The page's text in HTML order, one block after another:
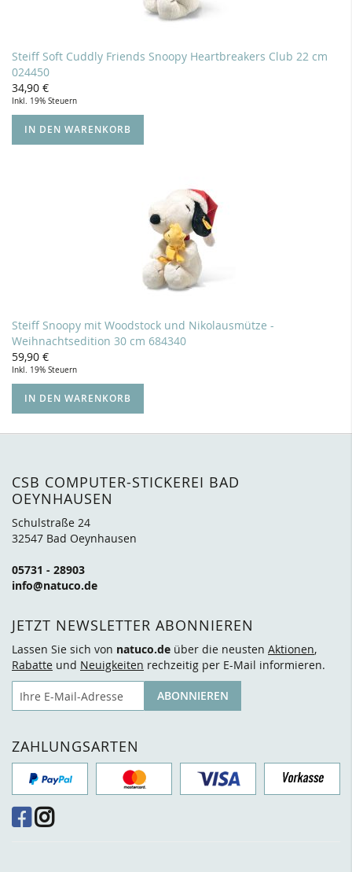
Steiff Soft Cuddly Friends Snoopy Heartbreakers Club 22 cm
024450
34,90 €
Inkl. 19% Steuern
IN DEN WARENKORB
Steiff Snoopy mit Woodstock und Nikolausmütze -
Weihnachtsedition 30 cm 684340
59,90 €
Inkl. 19% Steuern
IN DEN WARENKORB
CSB COMPUTER-STICKEREI BAD
OEYNHAUSEN
Schulstraße 24
32547 Bad Oeynhausen
05731 - 28903
info@natuco.de
JETZT NEWSLETTER ABONNIEREN
Lassen Sie sich von natuco.de über die neusten Aktionen,
Rabatte und Neuigkeiten rechzeitig per E-Mail informieren.
ABONNIEREN
ZAHLUNGSARTEN